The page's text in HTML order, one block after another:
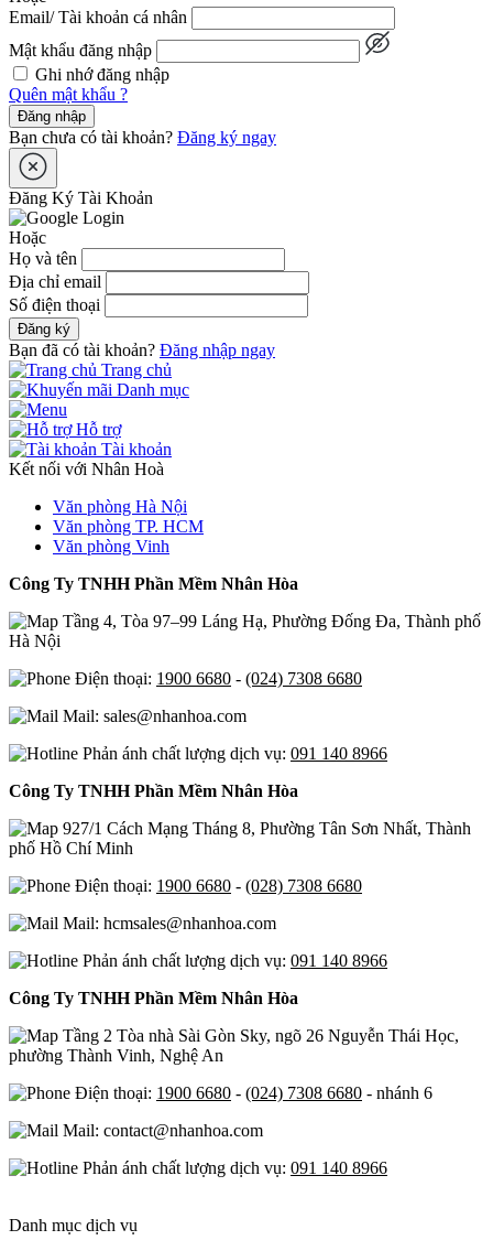
Email/ Tài khoản cá nhân
Mật khẩu đăng nhập
Ghi nhớ đăng nhập
Quên mật khẩu ?
Đăng nhập
Bạn chưa có tài khoản? Đăng ký ngay
Đăng Ký Tài Khoản
Hoặc
Họ và tên
Địa chỉ email
Số điện thoại
Đăng ký
Bạn đã có tài khoản? Đăng nhập ngay
Trang chủ
Danh mục
Hỗ trợ
Tài khoản
Kết nối với Nhân Hoà
Văn phòng Hà Nội
Văn phòng TP. HCM
Văn phòng Vinh
Công Ty TNHH Phần Mềm Nhân Hòa
Tầng 4, Tòa 97–99 Láng Hạ, Phường Đống Đa, Thành phố
Hà Nội
Điện thoại: 1900 6680 - (024) 7308 6680
Mail: sales@nhanhoa.com
Phản ánh chất lượng dịch vụ: 091 140 8966
Công Ty TNHH Phần Mềm Nhân Hòa
927/1 Cách Mạng Tháng 8, Phường Tân Sơn Nhất, Thành
phố Hồ Chí Minh
Điện thoại: 1900 6680 - (028) 7308 6680
Mail: hcmsales@nhanhoa.com
Phản ánh chất lượng dịch vụ: 091 140 8966
Công Ty TNHH Phần Mềm Nhân Hòa
Tầng 2 Tòa nhà Sài Gòn Sky, ngõ 26 Nguyễn Thái Học,
phường Thành Vinh, Nghệ An
Điện thoại: 1900 6680 - (024) 7308 6680 - nhánh 6
Mail: contact@nhanhoa.com
Phản ánh chất lượng dịch vụ: 091 140 8966
Danh mục dịch vụ